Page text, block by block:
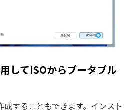
してISOからブータブル
成することもできます。インスト